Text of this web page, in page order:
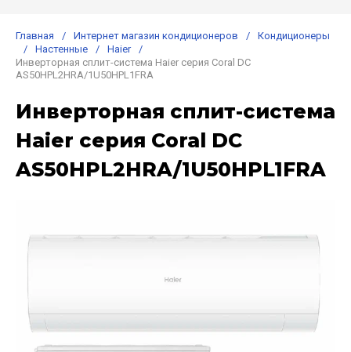
Главная / Интернет магазин кондиционеров /
Кондиционеры
/
Настенные / Haier
/
Инверторная сплит-система Haier серия Coral DC
AS50HPL2HRA/1U50HPL1FRA
Инверторная сплит-система
Haier серия Coral DC
AS50HPL2HRA/1U50HPL1FRA